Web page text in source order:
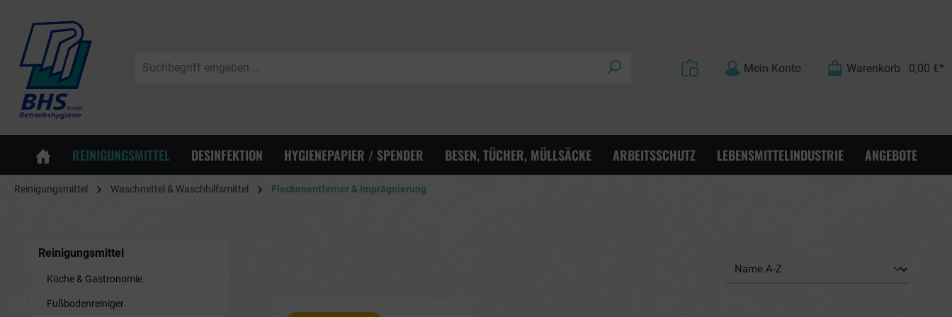
Mein Konto Warenkorb 0,00 €*
REINIGUNGSMITTEL DESINFEKTION HYGIENEPAPIER / SPENDER BESEN, TÜCHER, MÜLLSÄCKE ARBEITSSCHUTZ LEBENSMITTELINDUSTRIE ANGEBOTE
Reinigungsmittel Waschmittel & Waschhilfsmittel Fleckenentferner & Imprägnierung
Reinigungsmittel
Küche & Gastronomie
Fußbodenreiniger